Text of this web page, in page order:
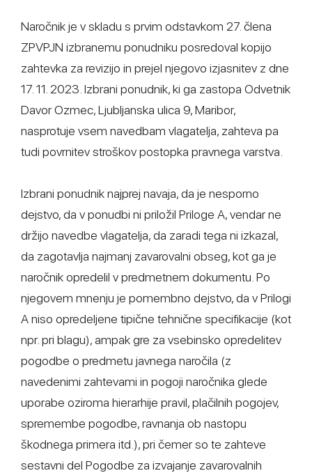
Naročnik je v skladu s prvim odstavkom 27. člena
ZPVPJN izbranemu ponudniku posredoval kopijo
zahtevka za revizijo in prejel njegovo izjasnitev z dne
17. 11. 2023. Izbrani ponudnik, ki ga zastopa Odvetnik
Davor Ozmec, Ljubljanska ulica 9, Maribor,
nasprotuje vsem navedbam vlagatelja, zahteva pa
tudi povrnitev stroškov postopka pravnega varstva.
Izbrani ponudnik najprej navaja, da je nesporno
dejstvo, da v ponudbi ni priložil Priloge A, vendar ne
držijo navedbe vlagatelja, da zaradi tega ni izkazal,
da zagotavlja najmanj zavarovalni obseg, kot ga je
naročnik opredelil v predmetnem dokumentu. Po
njegovem mnenju je pomembno dejstvo, da v Prilogi
A niso opredeljene tipične tehnične specifikacije (kot
npr. pri blagu), ampak gre za vsebinsko opredelitev
pogodbe o predmetu javnega naročila (z
navedenimi zahtevami in pogoji naročnika glede
uporabe oziroma hierarhije pravil, plačilnih pogojev,
spremembe pogodbe, ravnanja ob nastopu
škodnega primera itd.), pri čemer so te zahteve
sestavni del Pogodbe za izvajanje zavarovalnih